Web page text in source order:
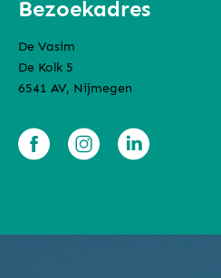
Bezoekadres
De Vasim
De Kolk 5
6541 AV, Nijmegen